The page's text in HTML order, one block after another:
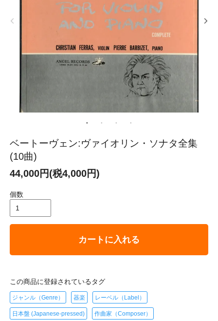
ベートーヴェン:ヴァイオリン・ソナタ全集
(10曲)
44,000円(税4,000円)
個数
カートに入れる
この商品に登録されているタグ
ジャンル（Genre） 器楽 レーベル（Label）
日本盤 (Japanese-pressed) 作曲家（Composer）